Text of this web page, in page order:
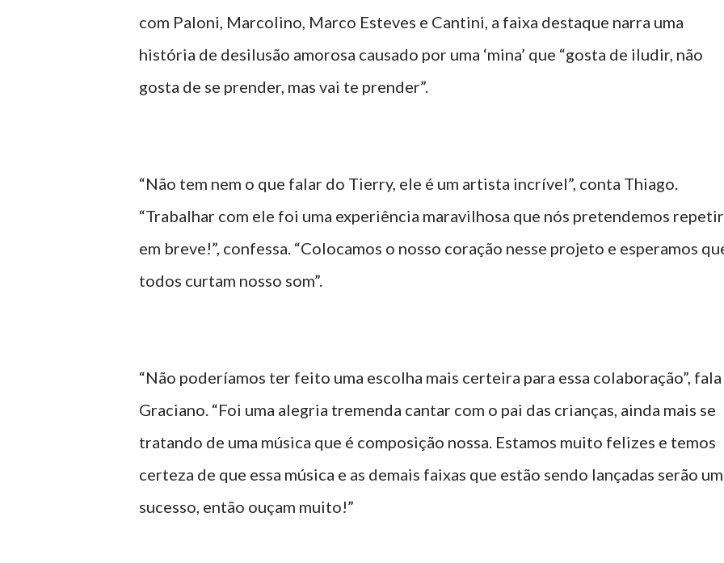
com Paloni, Marcolino, Marco Esteves e Cantini, a faixa destaque narra uma
história de desilusão amorosa causado por uma ‘mina’ que “gosta de iludir, não
gosta de se prender, mas vai te prender”.
“Não tem nem o que falar do Tierry, ele é um artista incrível”, conta Thiago.
“Trabalhar com ele foi uma experiência maravilhosa que nós pretendemos repetir
em breve!”, confessa. “Colocamos o nosso coração nesse projeto e esperamos
todos curtam nosso som”.
“Não poderíamos ter feito uma escolha mais certeira para essa colaboração”, fala
Graciano. “Foi uma alegria tremenda cantar com o pai das crianças, ainda mais se
tratando de uma música que é composição nossa. Estamos muito felizes e temos
certeza de que essa música e as demais faixas que estão sendo lançadas serão um
sucesso, então ouçam muito!”